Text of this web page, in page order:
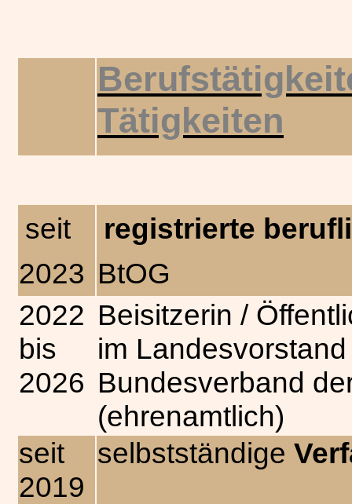
Tätigkeiten
seit
2023
registrierte
BtOG
2022
bis
2026
Beisitzerin /
im
Bundesverband
(ehrenamtlich)
seit
2019
selbstständige